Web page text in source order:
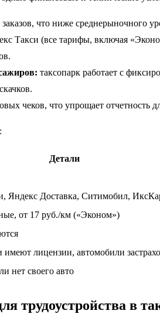
что ниже среднерыночного
Такси (все тарифы, включая
таксопарк работает с
чеков, что упрощает отчетность
Детали
Яндекс Доставка, Ситимобил,
от 17 руб./км («Эконом»)
имеют лицензии, автомобили
нет своего авто
трудоустройства в